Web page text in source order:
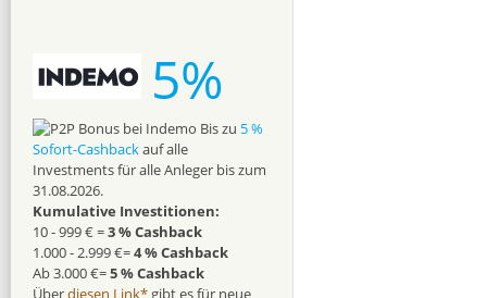
5%
Bis zu 5 %
Sofort-Cashbackauf alle
Investments für alle Anleger bis zum
31.08.2026.
Kumulative Investitionen:
10 - 999 € =3 % Cashback
1.000 - 2.999 €=4 % Cashback
Ab 3.000 €=5 % Cashback
Überdiesen Link* gibt es für neue